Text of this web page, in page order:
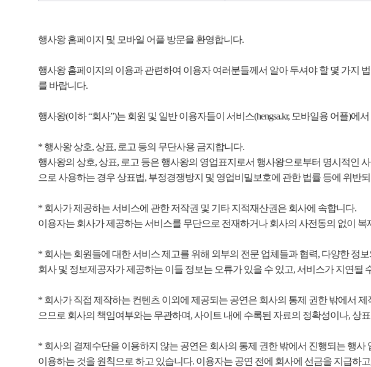
행사왕 홈페이지 및 모바일 어플 방문을 환영합니다.
행사왕 홈페이지의 이용과 관련하여 이용자 여러분들께서 알아 두셔야 할 몇 가지
를 바랍니다.
행사왕(이하 “회사”)는 회원 및 일반 이용자들이 서비스(hengsa.kr, 모바일용 어플)
* 행사왕 상호, 상표, 로고 등의 무단사용 금지합니다.
행사왕의 상호, 상표, 로고 등은 행사왕의 영업표지로서 행사왕으로부터 명시적인
으로 사용하는 경우 상표법, 부정경쟁방지 및 영업비밀보호에 관한 법률 등에 위반
* 회사가 제공하는 서비스에 관한 저작권 및 기타 지적재산권은 회사에 속합니다.
이용자는 회사가 제공하는 서비스를 무단으로 전재하거나 회사의 사전동의 없이
* 회사는 회원들에 대한 서비스 제고를 위해 외부의 전문 업체들과 협력, 다양한 정
회사 및 정보제공자가 제공하는 이들 정보는 오류가 있을 수 있고, 서비스가 지연
* 회사가 직접 제작하는 컨텐츠 이외에 제공되는 공연은 회사의 통제 권한 밖에서
으므로 회사의 책임여부와는 무관하며, 사이트 내에 수록된 자료의 정확성이나,
* 회사의 결제수단을 이용하지 않는 공연은 회사의 통제 권한 밖에서 진행되는 행
이용하는 것을 원칙으로 하고 있습니다. 이용자는 공연 전에 회사에 선금을 지급하